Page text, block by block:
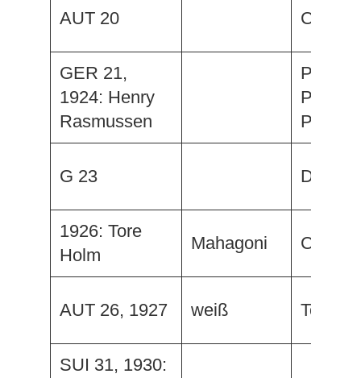
AUT 20
GER 21,
1924: Henry
Rasmussen
Pan
Pao
Pan
G 23 Delphin
1926: Tore
Holm
Mahagoni Carioca
AUT 26, 1927 weiß Topsy
SUI 31, 1930: